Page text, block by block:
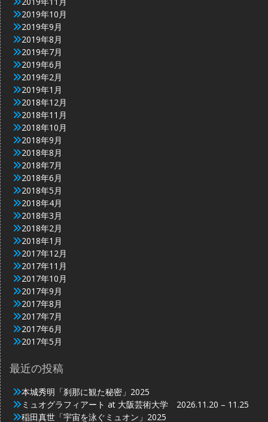
2019年10月
2019年9月
2019年8月
2019年7月
2019年6月
2019年2月
2019年1月
2018年12月
2018年11月
2018年10月
2018年9月
2018年8月
2018年7月
2018年6月
2018年5月
2018年4月
2018年3月
2018年2月
2018年1月
2017年12月
2017年11月
2017年10月
2017年9月
2017年8月
2017年7月
2017年6月
2017年5月
最近の投稿
本城秀明「刹那に観た秘密」2025
ミュオグラフィアート at 大阪芸術大学 2026.11.20 – 11.25
稲田真世「宇宙を泳ぐミュオン」2025